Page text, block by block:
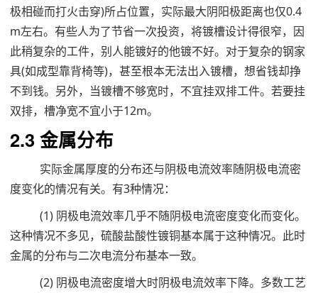
极相碰而打火击穿)所占位置，实际最大阴阳极距离也仅0.4
m左右。有些人为了节省一次投资，将镀槽设计得很窄，因
此稍复杂的工件，别人能镀好的他镀不好。对于复杂的钢家
具(如成型靠背椅等)，甚至根本无法出入镀槽，想省钱却挣
不到钱。另外，当镀槽不够宽时，不宜挂双排工件。若要挂
双排，槽净宽不宜小于12m。
2.3 金属分布
实际金属厚度的分布还与阴极电流效率随阴极电流密
度变化的情况有关。有3种情况：
(1) 阴极电流效率几乎不随阴极电流密度变化而变化。
这种情况不多见，硫酸盐酸性镀铜基本属于这种情况。此时
金属的分布与二次电流分布基本一致。
(2) 阴极电流密度增大时阴极电流效率下降。多数工艺